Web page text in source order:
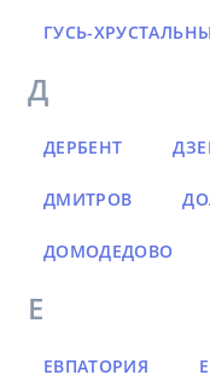
ГУСЬ-
Д
ДЕРБЕНТ
ДМИТРОВ
ДОМОДЕДОВО
Е
ЕВПАТОРИЯ